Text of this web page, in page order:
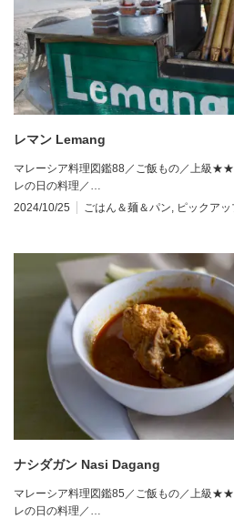
レマン Lemang
マレーシア料理図鑑88／ご飯もの／上
レの日の料理／…
2024/10/25
ごはん＆麺＆パン, ピックアッ
ナシダガン Nasi Dagang
マレーシア料理図鑑85／ご飯もの／上
レの日の料理／…